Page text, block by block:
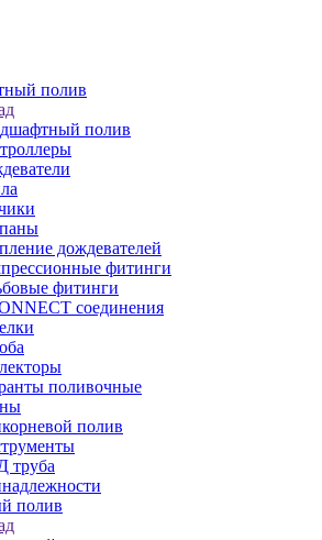
полив
полив
дождевателей
фитинги
фитинги
соединения
поливочные
полив
труба
полив